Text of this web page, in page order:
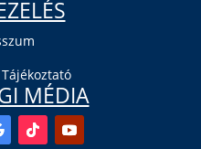
MÉDIA